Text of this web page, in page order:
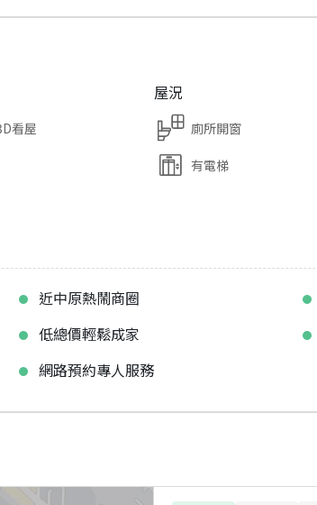
看屋
屋況
廁所開窗
有電梯
近中原熱鬧商圈
低總價輕鬆成家
網路預約專人服務